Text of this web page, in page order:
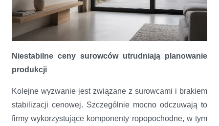
Niestabilne ceny surowców utrudniają planowanie
produkcji
Kolejne wyzwanie jest związane z surowcami i brakiem
stabilizacji cenowej. Szczególnie mocno odczuwają to
firmy wykorzystujące komponenty ropopochodne, w tym